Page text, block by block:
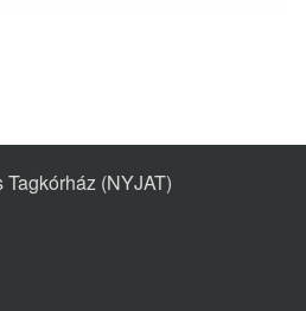
(NYJAT)